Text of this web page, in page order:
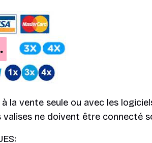
la vente seule ou avec les
ne doivent être connecté